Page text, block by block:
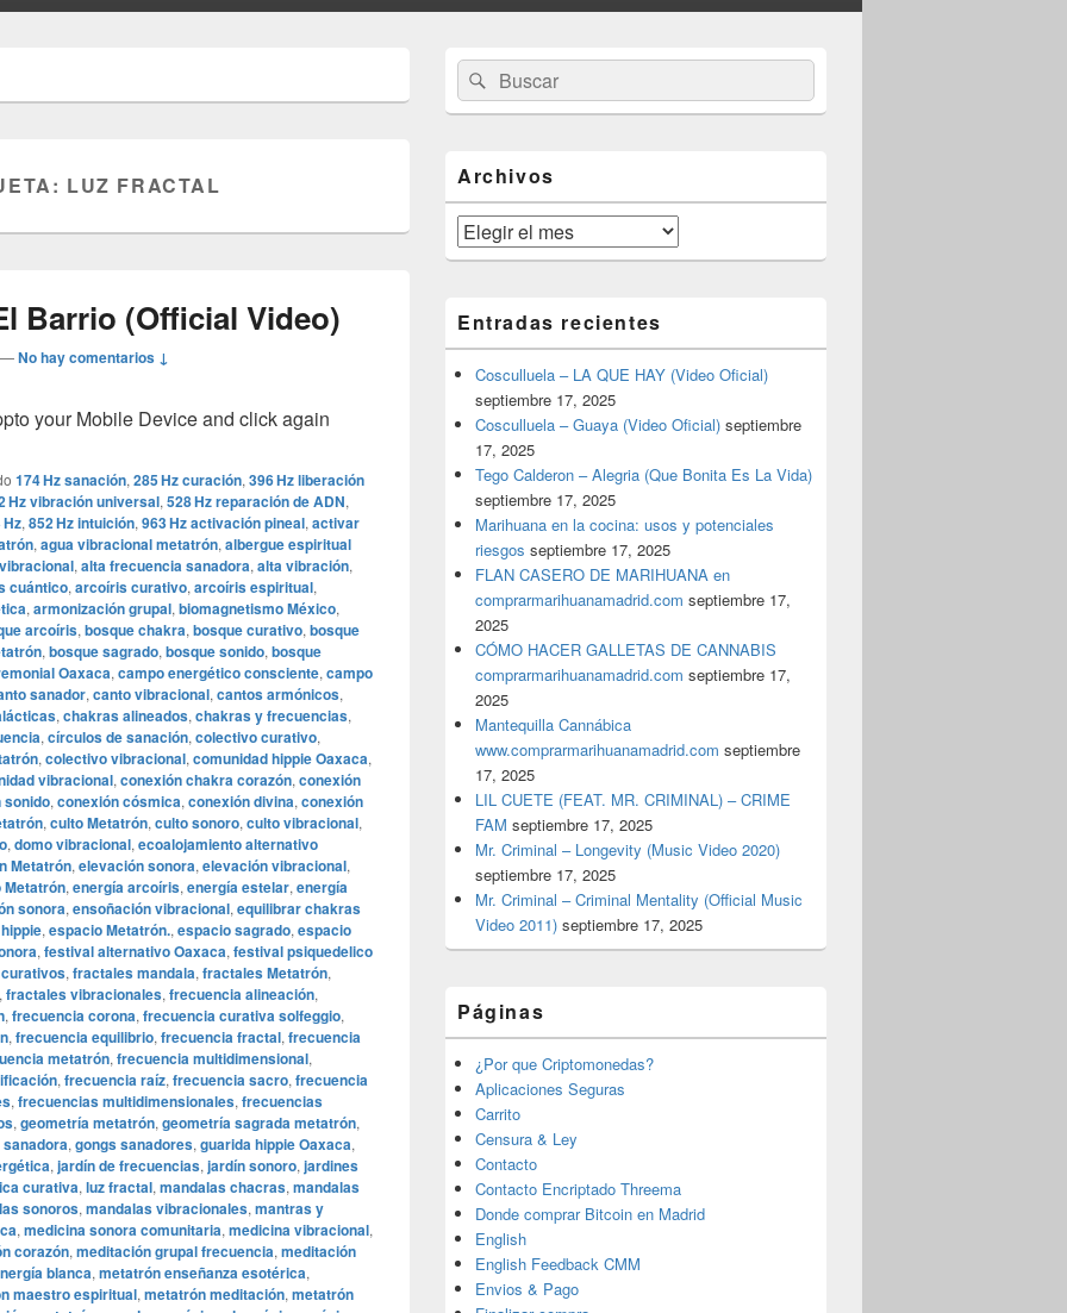
LUZ FRACTAL
Barrio (Official Video)
—No hay comentarios ↓
your Mobile Device and click again
174 Hz sanación, 285 Hz curación, 396 Hz liberación
Hz vibración universal, 528 Hz reparación de ADN,
Hz, 852 Hz intuición, 963 Hz activación pineal, activar
, agua vibracional metatrón, albergue espiritual
, alta frecuencia sanadora, alta vibración,
cuántico, arcoíris curativo, arcoíris espiritual,
, armonización grupal, biomagnetismo México,
arcoíris, bosque chakra, bosque curativo, bosque
, bosque sagrado, bosque sonido, bosque
Oaxaca, campo energético consciente, campo
sanador, canto vibracional, cantos armónicos,
, chakras alineados, chakras y frecuencias,
, círculos de sanación, colectivo curativo,
, colectivo vibracional, comunidad hippie Oaxaca,
vibracional, conexión chakra corazón, conexión
sonido, conexión cósmica, conexión divina, conexión
, culto Metatrón, culto sonoro, culto vibracional,
, domo vibracional, ecoalojamiento alternativo
Metatrón, elevación sonora, elevación vibracional,
Metatrón, energía arcoíris, energía estelar, energía
sonora, ensoñación vibracional, equilibrar chakras
, espacio Metatrón., espacio sagrado, espacio
, festival alternativo Oaxaca, festival psiquedelico
, fractales mandala, fractales Metatrón,
, fractales vibracionales, frecuencia alineación,
, frecuencia corona, frecuencia curativa solfeggio,
, frecuencia equilibrio, frecuencia fractal, frecuencia
metatrón, frecuencia multidimensional,
, frecuencia raíz, frecuencia sacro, frecuencia
, frecuencias multidimensionales, frecuencias
, geometría metatrón, geometría sagrada metatrón,
, gongs sanadores, guarida hippie Oaxaca,
, jardín de frecuencias, jardín sonoro, jardines
curativa, luz fractal, mandalas chacras, mandalas
sonoros, mandalas vibracionales, mantras y
, medicina sonora comunitaria, medicina vibracional,
corazón, meditación grupal frecuencia, meditación
blanca, metatrón enseñanza esotérica,
maestro espiritual, metatrón meditación, metatrón
área
de
widget
lateral
primaria
Buscar
por:
Buscar
Archivos
Archivos
Entradas recientes
Cosculluela – LA QUE HAY (Video Oficial)
septiembre 17, 2025
Cosculluela – Guaya (Video Oficial) septiembre
17, 2025
Tego Calderon – Alegria (Que Bonita Es La Vida)
septiembre 17, 2025
Marihuana en la cocina: usos y potenciales
riesgos septiembre 17, 2025
FLAN CASERO DE MARIHUANA en
comprarmarihuanamadrid.com septiembre 17,
2025
CÓMO HACER GALLETAS DE CANNABIS
comprarmarihuanamadrid.com septiembre 17,
2025
Mantequilla Cannábica
www.comprarmarihuanamadrid.com septiembre
17, 2025
LIL CUETE (FEAT. MR. CRIMINAL) – CRIME
FAM septiembre 17, 2025
Mr. Criminal – Longevity (Music Video 2020)
septiembre 17, 2025
Mr. Criminal – Criminal Mentality (Official Music
Video 2011) septiembre 17, 2025
Páginas
¿Por que Criptomonedas?
Aplicaciones Seguras
Carrito
Censura & Ley
Contacto
Contacto Encriptado Threema
Donde comprar Bitcoin en Madrid
English
English Feedback CMM
Envios & Pago